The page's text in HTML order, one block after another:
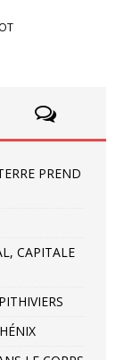
PREND
CAPITALE